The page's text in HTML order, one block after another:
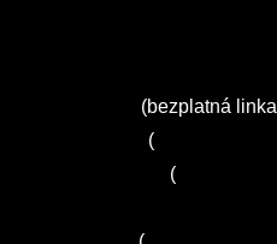
(bezplatná linka
(
(